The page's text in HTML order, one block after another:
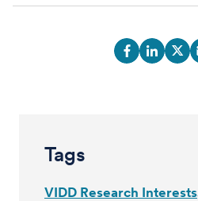
Tags
VIDD Research Interests